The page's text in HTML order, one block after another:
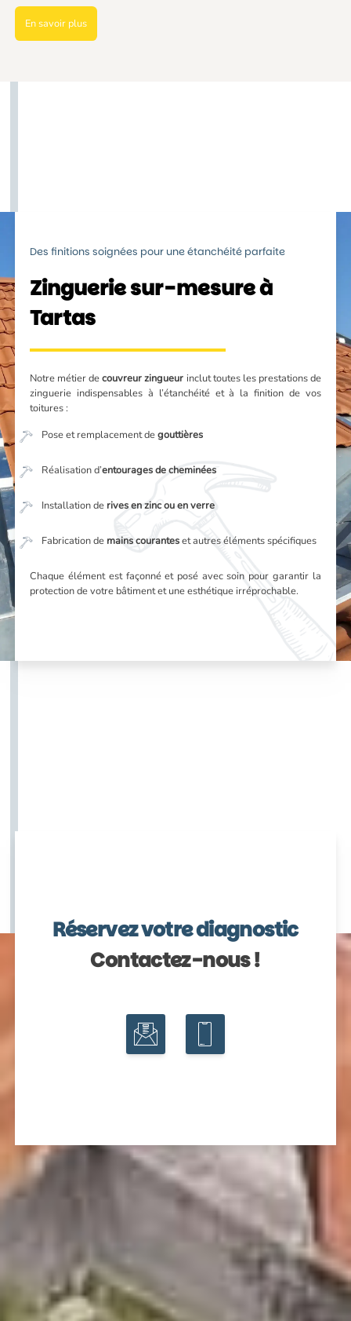
En savoir plus
Des finitions soignées pour une étanchéité parfaite
Zinguerie sur-mesure à
Tartas
Notre métier decouvreur zingueur inclut toutes les prestations de
zinguerie indispensables à l’étanchéité et à la finition de vos
toitures :
Pose et remplacement degouttières
Réalisation d’entourages de cheminées
Installation de rives en zinc ou en verre
Fabrication de mains couranteset autres éléments spécifiques
Chaque élément est façonné et posé avec soin pour garantir la
protection de votre bâtiment et une esthétique irréprochable.
Réservez votre diagnostic
Contactez-nous !